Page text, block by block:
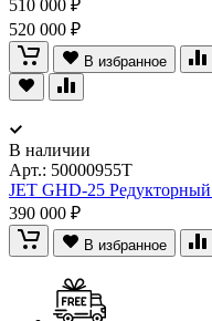
510 000 ₽
520 000 ₽
В избранное
В наличии
Арт.: 50000955T
JET GHD-25
390 000 ₽
В избранное